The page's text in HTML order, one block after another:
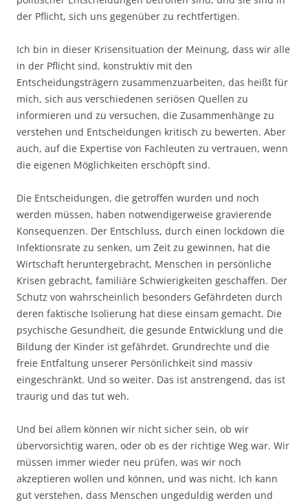
der Pflicht, sich uns gegenüber zu rechtfertigen.
Ich bin in dieser Krisensituation der Meinung, dass wir alle
in der Pflicht sind, konstruktiv mit den
Entscheidungsträgern zusammenzuarbeiten, das heißt für
mich, sich aus verschiedenen seriösen Quellen zu
informieren und zu versuchen, die Zusammenhänge zu
verstehen und Entscheidungen kritisch zu bewerten. Aber
auch, auf die Expertise von Fachleuten zu vertrauen, wenn
die eigenen Möglichkeiten erschöpft sind.
Die Entscheidungen, die getroffen wurden und noch
werden müssen, haben notwendigerweise gravierende
Konsequenzen. Der Entschluss, durch einen lockdown die
Infektionsrate zu senken, um Zeit zu gewinnen, hat die
Wirtschaft heruntergebracht, Menschen in persönliche
Krisen gebracht, familiäre Schwierigkeiten geschaffen. Der
Schutz von wahrscheinlich besonders Gefährdeten durch
deren faktische Isolierung hat diese einsam gemacht. Die
psychische Gesundheit, die gesunde Entwicklung und die
Bildung der Kinder ist gefährdet. Grundrechte und die
freie Entfaltung unserer Persönlichkeit sind massiv
eingeschränkt. Und so weiter. Das ist anstrengend, das ist
traurig und das tut weh.
Und bei allem können wir nicht sicher sein, ob wir
übervorsichtig waren, oder ob es der richtige Weg war. Wir
müssen immer wieder neu prüfen, was wir noch
akzeptieren wollen und können, und was nicht. Ich kann
gut verstehen, dass Menschen ungeduldig werden und